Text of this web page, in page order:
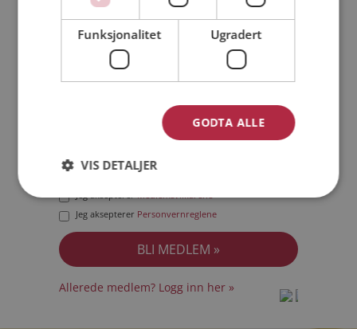
Min alder:
Jeg akseptererMedlemsvilkårene
Jeg aksepterer Personvernreglene
Allerede medlem? Logg inn her »
Funksjonalitet Ugradert
GODTA ALLE
VIS DETALJER